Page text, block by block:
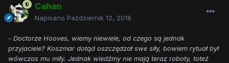
Cahan
Napisano Październik 12, 2018
- Doctorze Hooves, wiemy niewiele, od czego są jednak
przyjaciele? Koszmar dotąd oszczędzał swe siły, bowiem rytuał był
wówczas mu miły. Jednak wiedźmy nie mają teraz roboty, toteż